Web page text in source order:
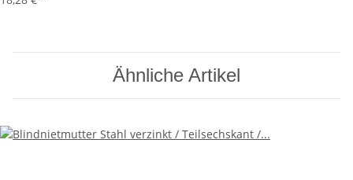
Ähnliche Artikel